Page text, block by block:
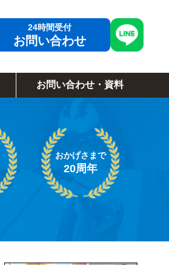
お問い合わせ
お問い合わせ・資料
おかげさまで
20周年